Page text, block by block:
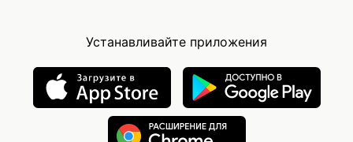
Устанавливайте приложения